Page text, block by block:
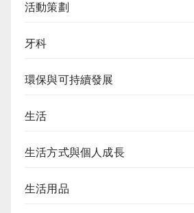
活動策劃
牙科
環保與可持續發展
生活
生活方式與個人成長
生活用品